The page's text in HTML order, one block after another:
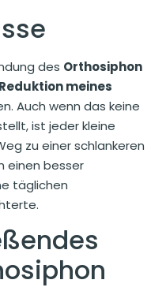
des Orthosiphon
Reduktion meines
Auch wenn das keine
ist jeder kleine
zu einer schlankeren
einen besser
täglichen